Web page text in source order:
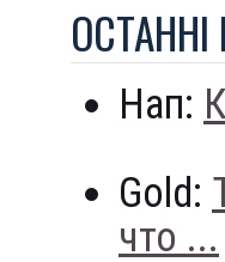
ОСТАННI
Нап:
Gold:
что ...